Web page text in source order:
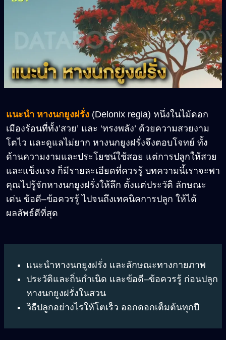
แนะนำ หางนกยูงฝรั่ง (Delonix regia) หนึ่งในไม้ดอก
เมืองร้อนที่ทั้ง’สวย’ และ ‘ทรงพลัง’ ด้วยความสวยงาม
โตไว และดูแลไม่ยาก หางนกยูงฝรั่งจึงตอบโจทย์ ทั้ง
ด้านความงามและประโยชน์ใช้สอย แต่การปลูกให้สวย
และแข็งแรง ก็มีรายละเอียดที่ควรรู้ บทความนี้เราจะพา
คุณไปรู้จักหางนกยูงฝรั่งให้ลึก ตั้งแต่ประวัติ ลักษณะ
เด่น ข้อดี–ข้อควรรู้ ไปจนถึงเทคนิคการปลูก ให้ได้
ผลลัพธ์ดีที่สุด
แนะนำหางนกยูงฝรั่ง และลักษณะทางกายภาพ
ประวัติและถิ่นกำเนิด และข้อดี–ข้อควรรู้ ก่อนปลูก
หางนกยูงฝรั่งในสวน
วิธีปลูกอย่างไรให้โตเร็ว ออกดอกเต็มต้นทุกปี